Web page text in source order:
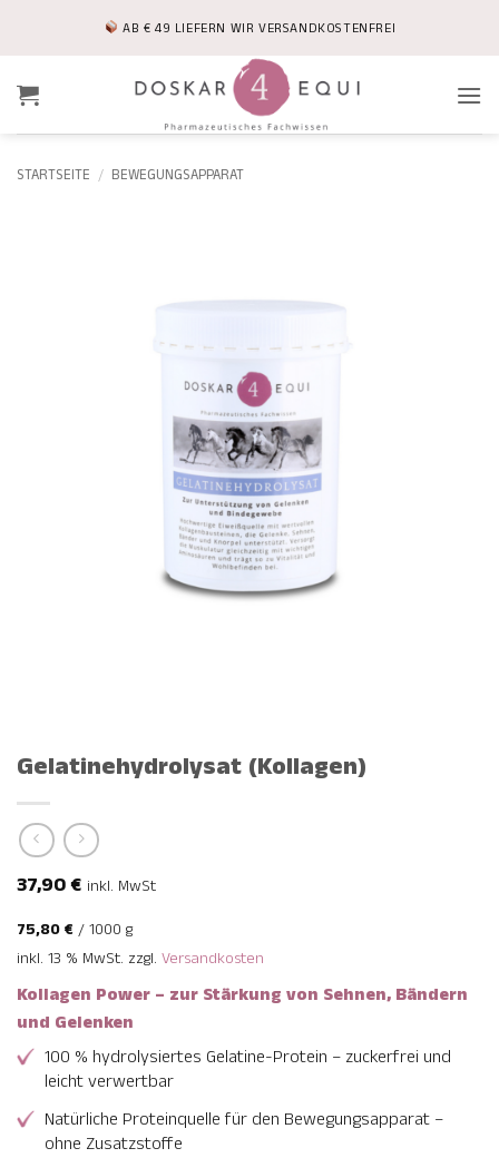
AB € 49 LIEFERN WIR VERSANDKOSTENFREI
STARTSEITE / BEWEGUNGSAPPARAT
Gelatinehydrolysat (Kollagen)
37,90€ inkl. MwSt
75,80 € / 1000 g
inkl. 13 % MwSt. zzgl. Versandkosten
Kollagen Power – zur Stärkung von Sehnen, Bändern
und Gelenken
100 % hydrolysiertes Gelatine-Protein – zuckerfrei und
leicht verwertbar
Natürliche Proteinquelle für den Bewegungsapparat –
ohne Zusatzstoffe